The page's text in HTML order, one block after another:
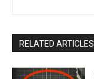
RELATED ARTICLES